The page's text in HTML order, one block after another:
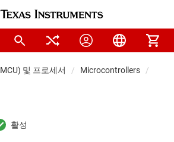
및 프로세서 Microcontrollers